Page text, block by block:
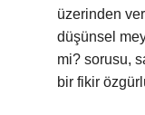
üzerinden
düşünsel
mi? sorusu,
bir fikir